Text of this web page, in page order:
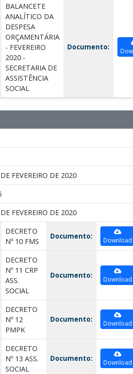
BALANCETE
ANALÍTICO DA
DESPESA
ORÇAMENTÁRIA
- FEVEREIRO
2020 -
SECRETARIA DE
ASSISTÊNCIA
SOCIAL
Documento:
FEVEREIRO DE 2020
FEVEREIRO DE 2020
DECRETO
Nº 10 FMS
Documento: Download
DECRETO
Nº 11 CRP
ASS.
SOCIAL
Documento: Download
DECRETO
Nº 12
PMPK
Documento: Download
DECRETO
Nº 13 ASS.
SOCIAL
Documento: Download